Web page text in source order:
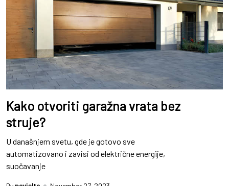
Kako otvoriti garažna vrata bez
struje?
U današnjem svetu, gde je gotovo sve
automatizovano i zavisi od električne energije,
suočavanje